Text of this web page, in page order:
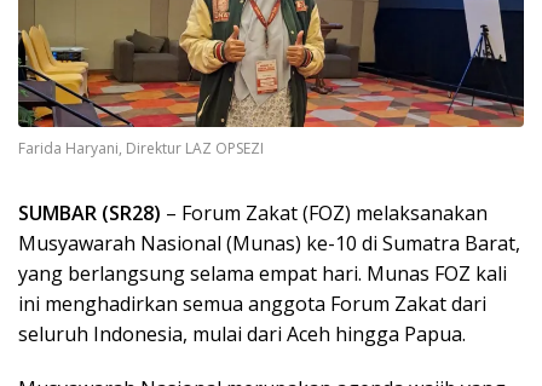
Farida Haryani, Direktur LAZ OPSEZI
SUMBAR (SR28) – Forum Zakat (FOZ) melaksanakan
Musyawarah Nasional (Munas) ke-10 di Sumatra Barat,
yang berlangsung selama empat hari. Munas FOZ kali
ini menghadirkan semua anggota Forum Zakat dari
seluruh Indonesia, mulai dari Aceh hingga Papua.